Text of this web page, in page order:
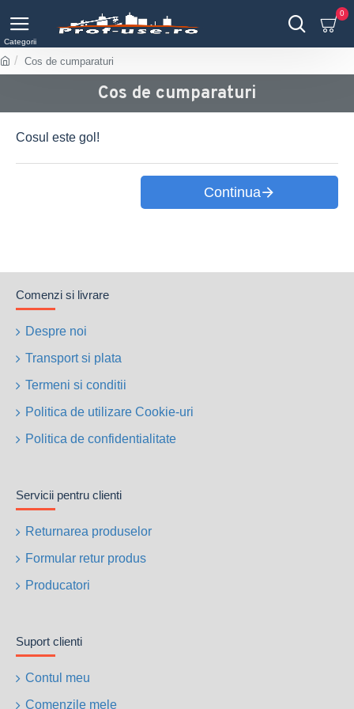
0
Cos de cumparaturi
Cos de cumparaturi
Cosul este gol!
Continua
Comenzi si livrare
Despre noi
Transport si plata
Termeni si conditii
Politica de utilizare Cookie-uri
Politica de confidentialitate
Servicii pentru clienti
Returnarea produselor
Formular retur produs
Producatori
Suport clienti
Contul meu
Comenzile mele